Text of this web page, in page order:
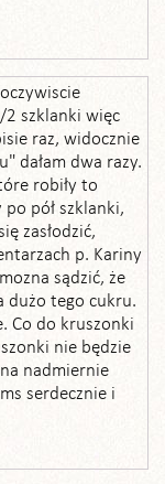
2 szklanki więc
raz, widocznie
dałam dwa razy.
robiły to
pół szklanki,
zasłodzić,
p. Kariny
sądzić, że
dużo tego cukru.
Co do kruszonki
nie będzie
nadmiernie
serdecznie i